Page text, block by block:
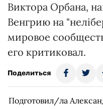
Виктора Орбана,
Венгрию на
мировое
его критиковал.
Поделиться
Подготовил/ла